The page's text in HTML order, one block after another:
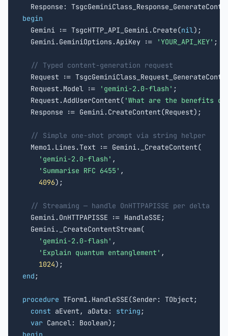
begin
Gemini := TsgcHTTP_API_Gemini.Create(nil);
  Gemini.GeminiOptions.ApiKey :=
'YOUR_API_KEY' ;
// Typed content-generation request
Request :=
  Request.Model :=
'gemini-2.0-flash' ;
  Request.AddUserContent(
'What are the benefits of
  Response := Gemini.CreateContent(Request);
// Simple one-shot prompt via string helper
  Memo1.Lines.Text := Gemini._CreateContent(
'gemini-2.0-flash' ,
'Summarise RFC 6455' ,
4096);
// Streaming — handle OnHTTPAPISSE per delta
  Gemini.OnHTTPAPISSE := HandleSSE;
  Gemini._CreateContentStream(
'gemini-2.0-flash' ,
'Explain quantum entanglement' ,
1024
end ;
procedure TForm1.HandleSSE(Sender: TObject;
const aEvent, aData: string ;
var